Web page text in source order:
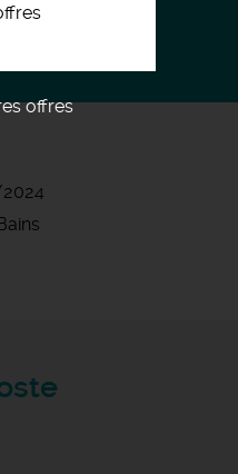
offres
F/H